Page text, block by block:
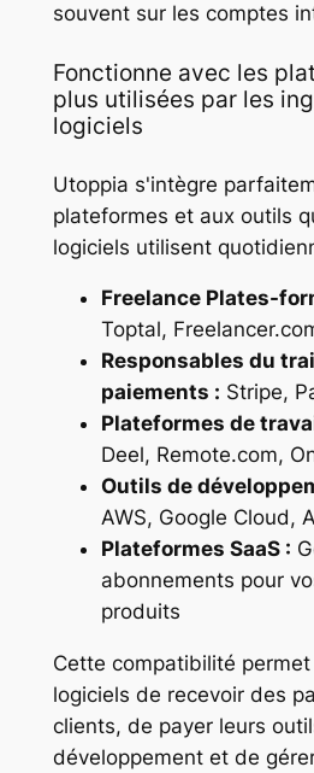
souvent sur les comptes
Fonctionne avec les
plus utilisées par les
logiciels
Utoppia s'intègre
plateformes et aux outils
logiciels utilisent
Freelance Plates-
Toptal,
Responsables du
paiements : Stripe,
Plateformes de
Deel, Remote.com,
Outils de
AWS, Google Cloud,
Plateformes SaaS :
abonnements pour
produits
Cette compatibilité
logiciels de recevoir des
clients, de payer leurs
développement et de